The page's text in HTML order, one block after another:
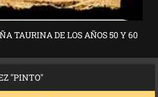
TAURINA DE LOS AÑOS 50 Y 60
"PINTO"